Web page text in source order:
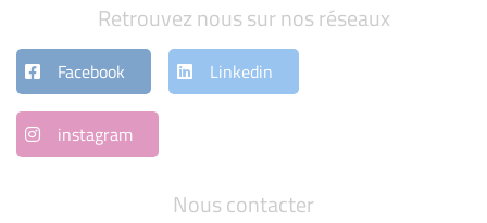
Nous contacter
Retrouvez nous sur nos réseaux
Facebook Linkedin
instagram